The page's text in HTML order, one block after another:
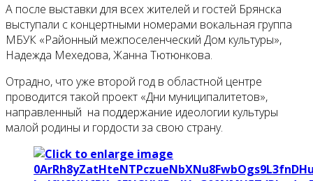
А после выставки для всех жителей и гостей Брянска
выступали с концертными номерами вокальная группа
МБУК «Районный межпоселенческий Дом культуры»,
Надежда Мехедова, Жанна Тютюнкова.
Отрадно, что уже второй год в областной центре
проводится такой проект «Дни муниципалитетов»,
направленный на поддержание идеологии культуры
малой родины и гордости за свою страну.